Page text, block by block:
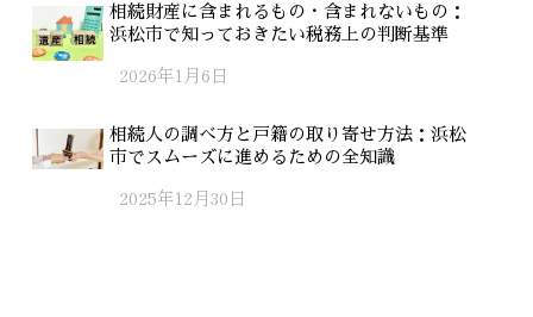
相続財産に含まれるもの・含まれないもの：
浜松市で知っておきたい税務上の判断基準
2026年1月6日
相続人の調べ方と戸籍の取り寄せ方法：浜松
市でスムーズに進めるための全知識
2025年12月30日